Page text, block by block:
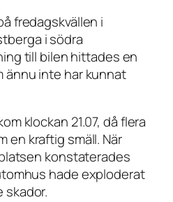
fredagskvällen i
i södra
till bilen hittades en
ännu inte har kunnat
klockan 21.07, då flera
en kraftig smäll. När
konstaterades
hade exploderat